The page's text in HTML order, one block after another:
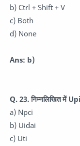
b) Ctrl + Shift + V
c) Both
d) None
Ans: b)
Q. 23. निम्नलिखित में
a) Npci
b) Uidai
c) Uti